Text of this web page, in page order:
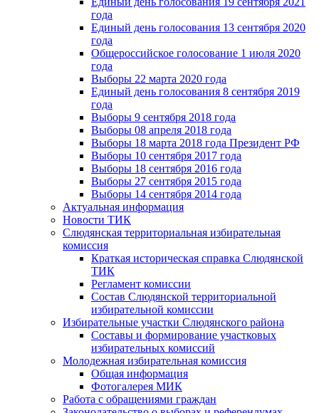
года
Единый день голосования 13 сентября 2020
года
Общероссийское голосование 1 июля 2020
года
Выборы 22 марта 2020 года
Единый день голосования 8 сентября 2019
года
Выборы 9 сентября 2018 года
Выборы 08 апреля 2018 года
Выборы 18 марта 2018 года Президент РФ
Выборы 10 сентября 2017 года
Выборы 18 сентября 2016 года
Выборы 27 сентября 2015 года
Выборы 14 сентября 2014 года
Актуальная информация
Новости ТИК
Слюдянская территориальная избирательная
комиссия
Краткая историческая справка Слюдянской
ТИК
Регламент комиссии
Состав Слюдянской территориальной
избирательной комиссии
Избирательные участки Слюдянского района
Составы и формирование участковых
избирательных комиссий
Молодежная избирательная комиссия
Общая информация
Фотогалерея МИК
Работа с обращениями граждан